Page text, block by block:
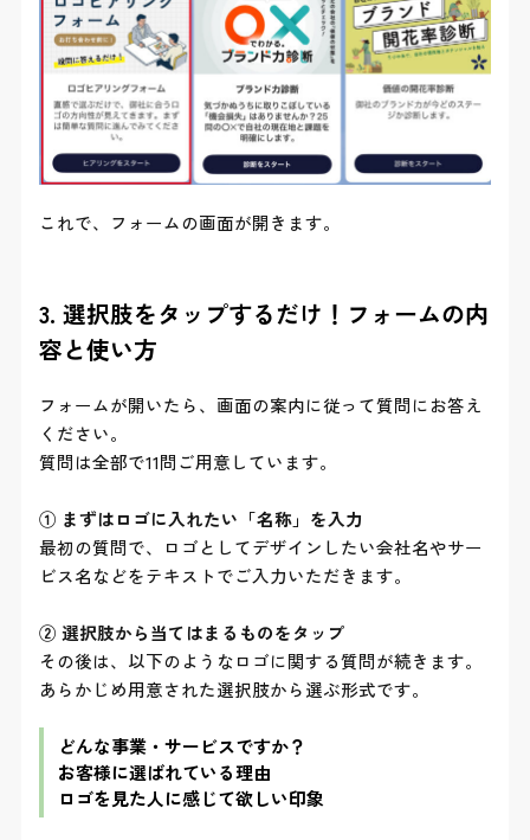
これで、フォームの画面が開きます。
3. 選択肢をタップするだけ！フォームの内
容と使い方
フォームが開いたら、画面の案内に従って質問にお答え
ください。
質問は全部で11問ご用意しています。
① まずはロゴに入れたい「名称」を入力
最初の質問で、ロゴとしてデザインしたい会社名やサー
ビス名などをテキストでご入力いただきます。
② 選択肢から当てはまるものをタップ
その後は、以下のようなロゴに関する質問が続きます。
あらかじめ用意された選択肢から選ぶ形式です。
どんな事業・サービスですか？
お客様に選ばれている理由
ロゴを見た人に感じて欲しい印象